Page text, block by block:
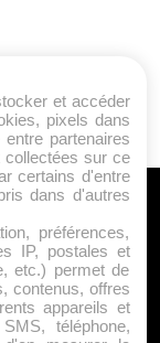
et accéder
pixels dans
partenaires
collectées sur ce
certains d'entre
dans d'autres
préférences,
IP, postales et
etc.) permet de
contenus, offres
appareils et
téléphone,